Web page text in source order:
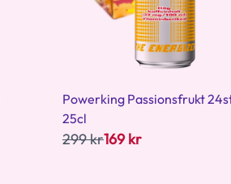
Powerking Passionsfrukt
25cl
299 kr169 kr